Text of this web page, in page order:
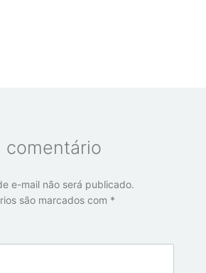
comentário
e-mail não será publicado.
são marcados com *